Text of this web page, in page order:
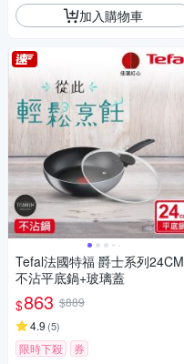
加入購物車
Tefal法國特福 爵士系列24CM
不沾平底鍋+玻璃蓋
$863 $889
4.9 (5)
限時下殺 券